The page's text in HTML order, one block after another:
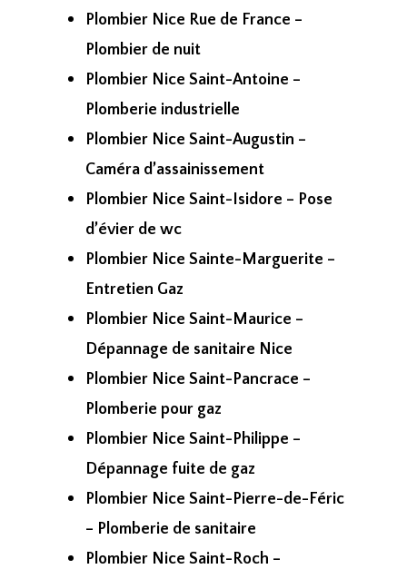
Plombier Nice Rue de France –
Plombier de nuit
Plombier Nice Saint-Antoine –
Plomberie industrielle
Plombier Nice Saint-Augustin –
Caméra d’assainissement
Plombier Nice Saint-Isidore – Pose
d’évier de wc
Plombier Nice Sainte-Marguerite –
Entretien Gaz
Plombier Nice Saint-Maurice –
Dépannage de sanitaire Nice
Plombier Nice Saint-Pancrace –
Plomberie pour gaz
Plombier Nice Saint-Philippe –
Dépannage fuite de gaz
Plombier Nice Saint-Pierre-de-Féric
– Plomberie de sanitaire
Plombier Nice Saint-Roch –